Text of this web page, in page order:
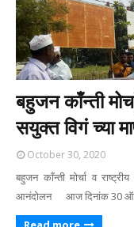
बहुजन काँन्ती
सयुक्त विगं च्या
October 30, 2020
बहुजन काँन्ती मोर्चा व
आनंदोलन आज दिनांक 30